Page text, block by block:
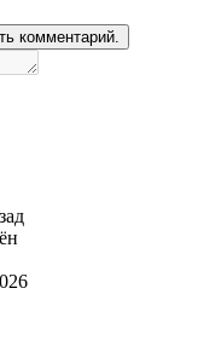
комментарий.